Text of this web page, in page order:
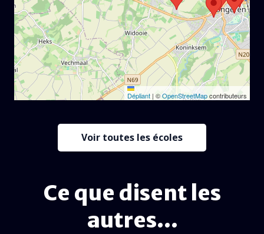
Dépliant | ©OpenStreetMapcontributeurs
Voir toutes les écoles
Ce que disent les
autres...